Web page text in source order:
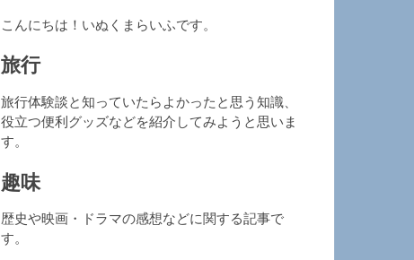
こんにちは！いぬくまらいふです。
旅行
旅行体験談と知っていたらよかったと思う知識、
役立つ便利グッズなどを紹介してみようと思いま
す。
趣味
歴史や映画・ドラマの感想などに関する記事で
す。